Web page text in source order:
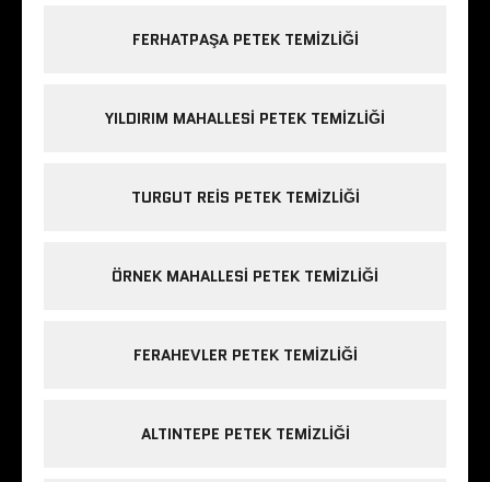
FERHATPAŞA PETEK TEMIZLIĞI
YILDIRIM MAHALLESI PETEK TEMIZLIĞI
TURGUT REIS PETEK TEMIZLIĞI
ÖRNEK MAHALLESI PETEK TEMIZLIĞI
FERAHEVLER PETEK TEMIZLIĞI
ALTINTEPE PETEK TEMIZLIĞI